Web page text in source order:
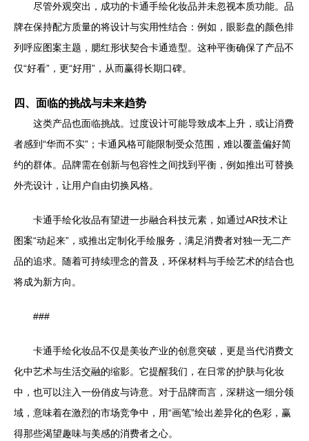
尽管外观突出，成功的卡通手绘化妆品并未忽视本质功能。品
牌在保持配方质量的将设计与实用性结合：例如，眼影盘的颜色排
列呼应图案主题，腮红形状契合卡通造型。这种平衡确保了产品不
仅“好看”，更“好用”，从而赢得长期口碑。
四、面临的挑战与未来趋势
这类产品也面临挑战。过度设计可能导致成本上升，或让消费
者感到“华而不实”；卡通风格可能限制受众范围，难以覆盖偏好简
约的群体。品牌需在创新与包容性之间找到平衡，例如推出可替换
外壳设计，让用户自由切换风格。
卡通手绘化妆品有望进一步融合科技元素，如通过AR技术让
图案“动起来”，或推出定制化手绘服务，满足消费者对独一无二产
品的追求。随着可持续理念的普及，环保材料与手绘艺术的结合也
将成为新方向。
###
卡通手绘化妆品不仅是美妆产业的创意突破，更是当代消费文
化中艺术与生活交融的缩影。它提醒我们，在日常的护肤与化妆
中，也可以注入一份俏皮与诗意。对于品牌而言，深耕这一细分领
域，意味着在激烈的市场竞争中，用“画笔”绘出差异化的色彩，赢
得那些渴望趣味与美感的消费者之心。